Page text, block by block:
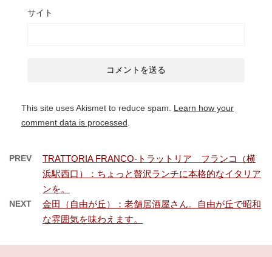
サイト
This site uses Akismet to reduce spam. Learn how your
comment data is processed
PREV
TRATTORIA FRANCO-トラットリア フランコ（横
浜駅西口）：ちょっと贅沢ランチに本格的なイタリア
ンを。
NEXT
金田（自由が丘）：老舗居酒屋さん。自由が丘で昭和
な雰囲気を味わえます。